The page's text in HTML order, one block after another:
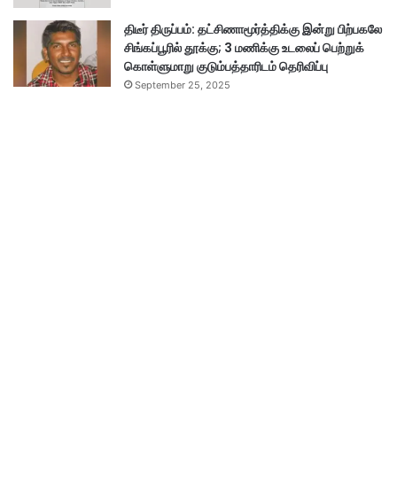
திடீர் திருப்பம்: தட்சிணாமூர்த்திக்கு இன்று பிற்பகலே
சிங்கப்பூரில் தூக்கு; 3 மணிக்கு உடலைப் பெற்றுக்
கொள்ளுமாறு குடும்பத்தாரிடம் தெரிவிப்பு
September 25, 2025